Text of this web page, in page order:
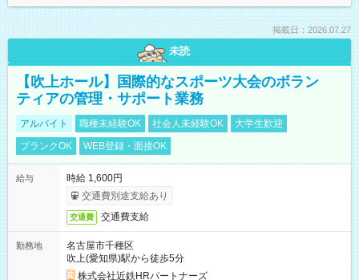
掲載日：2026.07.27
未読
【吹上ホール】国際的なスポーツ大会のボラン
ティアの管理・サポート業務
アルバイト 職種未経験OK 社会人未経験OK
大学生歓迎
ブランクOK
WEB登録・面接OK
給与
時給 1,600円
交通費別途支給あり
交通費 交通費支給
勤務地
名古屋市千種区
吹上(愛知県)駅から徒歩5分
株式会社近鉄HRパートナーズ